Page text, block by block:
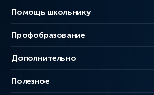
Помощь школьнику
Профобразование
Дополнительно
Полезное